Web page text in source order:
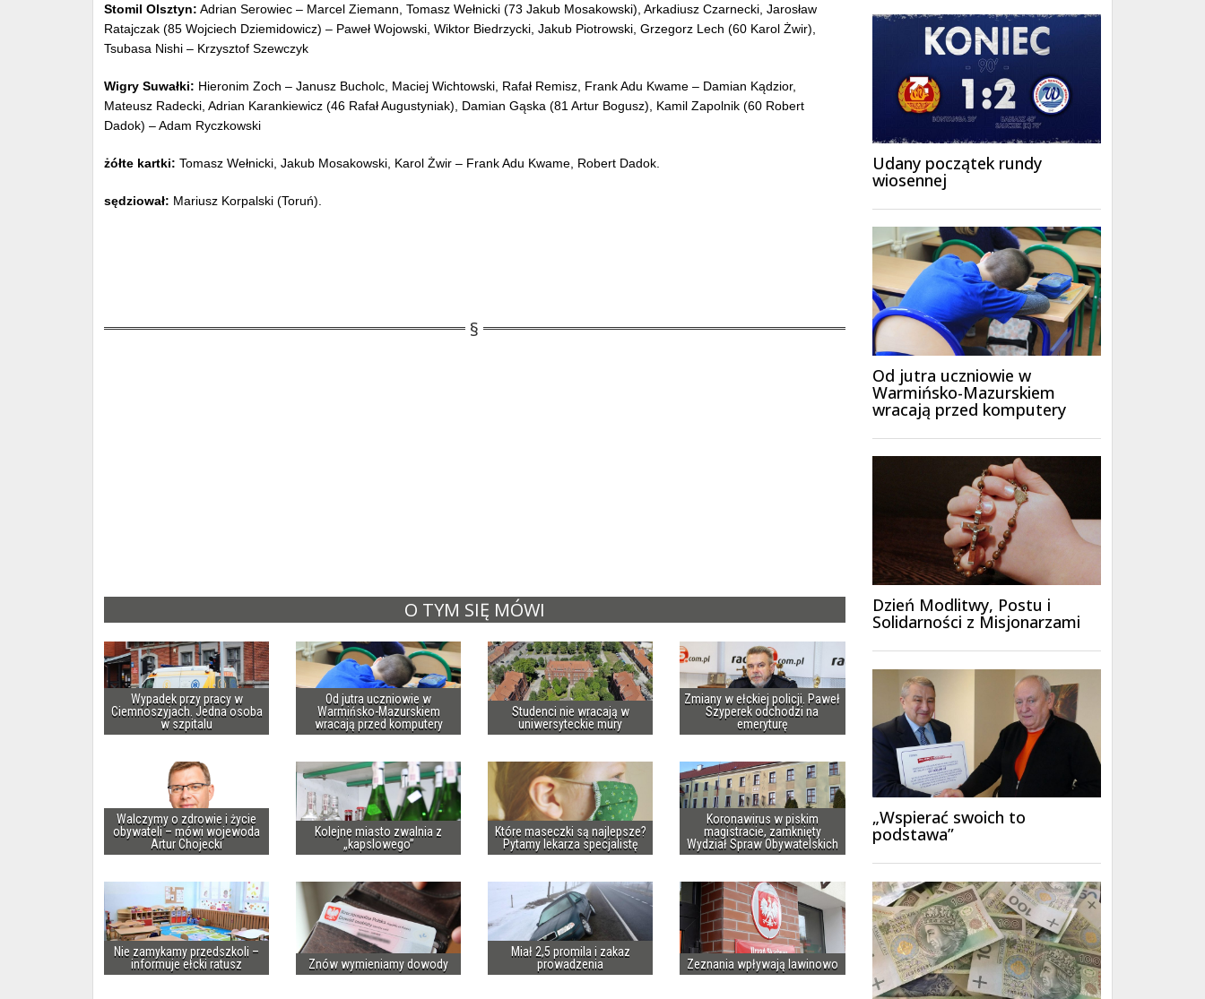
Stomil Olsztyn: Adrian Serowiec – Marcel Ziemann, Tomasz Wełnicki (73 Jakub Mosakowski), Arkadiusz Czarnecki, Jarosław
Ratajczak (85 Wojciech Dziemidowicz) – Paweł Wojowski, Wiktor Biedrzycki, Jakub Piotrowski, Grzegorz Lech (60 Karol Żwir),
Tsubasa Nishi – Krzysztof Szewczyk
Wigry Suwałki: Hieronim Zoch – Janusz Bucholc, Maciej Wichtowski, Rafał Remisz, Frank Adu Kwame – Damian Kądzior,
Mateusz Radecki, Adrian Karankiewicz (46 Rafał Augustyniak), Damian Gąska (81 Artur Bogusz), Kamil Zapolnik (60 Robert
Dadok) – Adam Ryczkowski
żółte kartki: Tomasz Wełnicki, Jakub Mosakowski, Karol Żwir – Frank Adu Kwame, Robert Dadok.
sędziował: Mariusz Korpalski (Toruń).
O TYM SIĘ MÓWI
Wypadek przy pracy w
Ciemnoszyjach. Jedna osoba
w szpitalu
Od jutra uczniowie w
Warmińsko-Mazurskiem
wracają przed komputery
Studenci nie wracają w
uniwersyteckie mury
Zmiany w ełckiej policji. Paweł
Szyperek odchodzi na
emeryturę
Walczymy o zdrowie i życie
obywateli – mówi wojewoda
Artur Chojecki
Kolejne miasto zwalnia z
„kapslowego”
Które maseczki są najlepsze?
Pytamy lekarza specjalistę
Koronawirus w piskim
magistracie, zamknięty
Wydział Spraw Obywatelskich
Nie zamykamy przedszkoli –
informuje ełcki ratusz
Znów wymieniamy dowody
Miał 2,5 promila i zakaz
prowadzenia
Zeznania wpływają lawinowo
Udany początek rundy
wiosennej
Od jutra uczniowie w
Warmińsko-Mazurskiem
wracają przed komputery
Dzień Modlitwy, Postu i
Solidarności z Misjonarzami
„Wspierać swoich to
podstawa”